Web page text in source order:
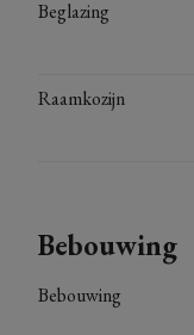
Beglazing
Raamkozijn
Bebouwing
Bebouwing